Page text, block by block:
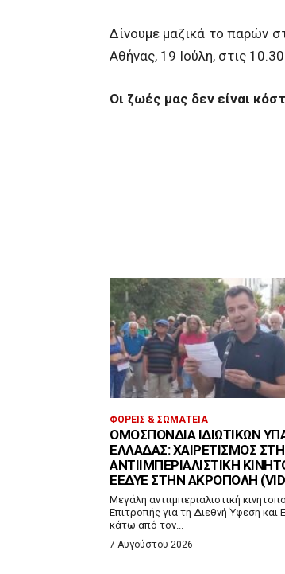
Δίνουμε μαζικά το παρών
Αθήνας, 19 Ιούλη, στις
Οι ζωές μας δεν είναι
ΦΟΡΕΊΣ & ΣΩΜΑΤΕΊΑ
ΟΜΟΣΠΟΝΔΊΑ ΙΔΙΩΤΙΚΏΝ
ΕΛΛΆΔΑΣ: ΧΑΙΡΕΤΙΣΜΌΣ
ΑΝΤΙΙΜΠΕΡΙΑΛΙΣΤΙΚΉ
ΕΕΔΥΕ ΣΤΗΝ ΑΚΡΌΠΟΛΗ
Μεγάλη αντιιμπεριαλιστική
Επιτροπής για τη Διεθνή Ύφεση και
κάτω από τον...
7 Αυγούστου 2026